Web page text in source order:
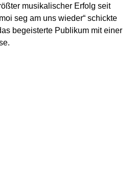
musikalischer Erfolg seit
seg am uns wieder“ schickte
begeisterte Publikum mit einer